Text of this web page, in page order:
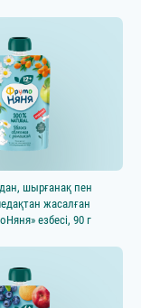
шырғанақ пен
жасалған
езбесі, 90 г